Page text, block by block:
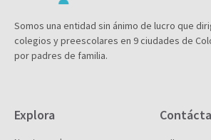
Somos una entidad sin ánimo de lucro que
colegios y preescolares en 9 ciudades de
por padres de familia.
Explora